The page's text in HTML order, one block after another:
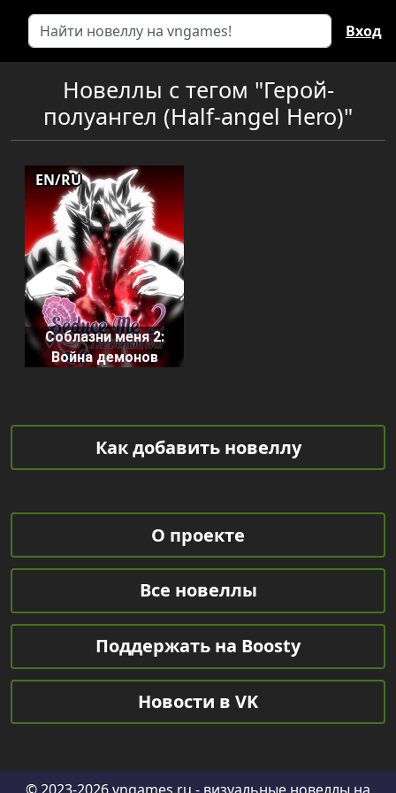
Вход
Новеллы с тегом "Герой-
полуангел (Half-angel Hero)"
Соблазни меня 2:
Война демонов
EN/RU
Как добавить новеллу
О проекте
Все новеллы
Поддержать на Boosty
Новости в VK